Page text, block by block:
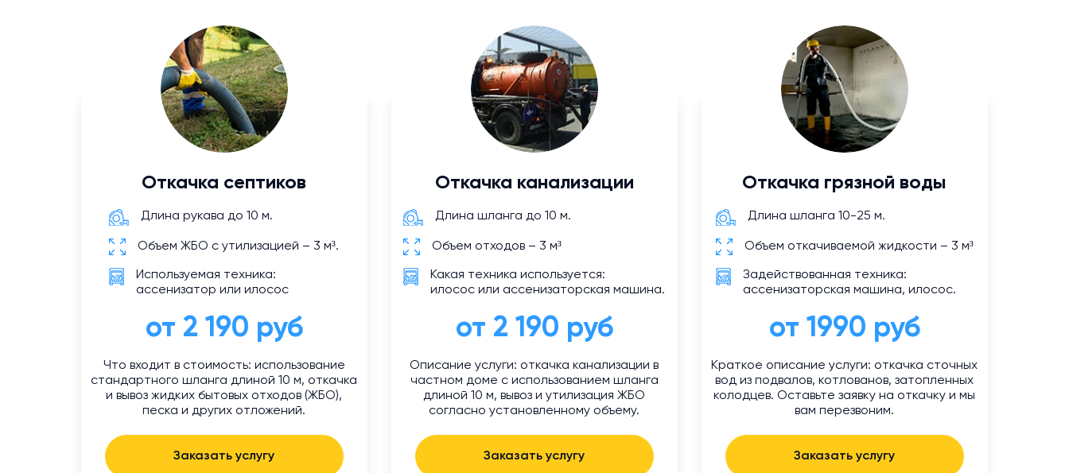
Откачка септиков
Длина рукава до 10 м.
Объем ЖБО с утилизацией – 3 м³.
Используемая техника:
ассенизатор или илосос
от 2 190 руб
Что входит в стоимость: использование
стандартного шланга длиной 10 м, откачка
и вывоз жидких бытовых отходов (ЖБО),
песка и других отложений.
Заказать услугу
Откачка канализации
Длина шланга до 10 м.
Объем отходов – 3 м³
Какая техника используется:
илосос или ассенизаторская машина.
от 2 190 руб
Описание услуги: откачка канализации в
частном доме с использованием шланга
длиной 10 м, вывоз и утилизация ЖБО
согласно установленному объему.
Заказать услугу
Откачка грязной воды
Длина шланга 10-25 м.
Объем откачиваемой жидкости – 3 м³
Задействованная техника:
ассенизаторская машина, илосос.
от 1990 руб
Краткое описание услуги: откачка сточных
вод из подвалов, котлованов, затопленных
колодцев. Оставьте заявку на откачку и мы
вам перезвоним.
Заказать услугу